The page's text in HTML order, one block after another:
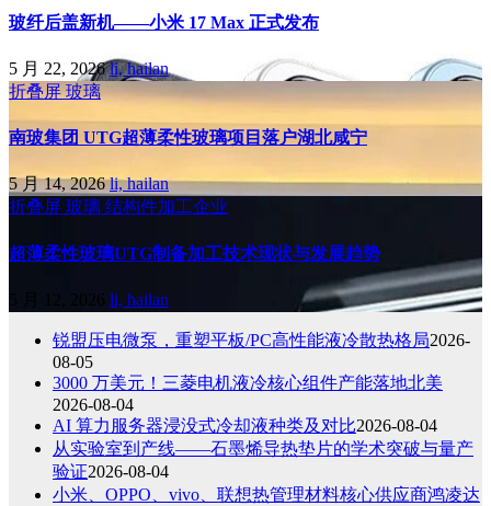
玻纤后盖新机——小米 17 Max 正式发布
5 月 22, 2026li, hailan
折叠屏玻璃
南玻集团 UTG超薄柔性玻璃项目落户湖北咸宁
5 月 14, 2026li, hailan
折叠屏 玻璃 结构件加工企业
超薄柔性玻璃UTG制备加工技术现状与发展趋势
5 月 12, 2026 li, hailan
锐盟压电微泵，重塑平板/PC高性能液冷散热格局2026-
08-05
3000 万美元！三菱电机液冷核心组件产能落地北美
2026-08-04
AI 算力服务器浸没式冷却液种类及对比2026-08-04
从实验室到产线——石墨烯导热垫片的学术突破与量产
验证2026-08-04
小米、OPPO、vivo、联想热管理材料核心供应商鸿凌达